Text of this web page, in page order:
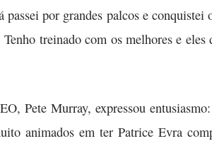
passei por grandes palcos e
treinado com os melhores e
Pete Murray, expressou
animados em ter Patrice Evra